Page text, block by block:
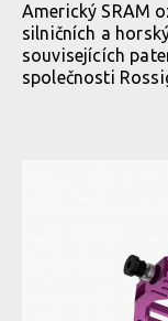
Americký SRAM
silničních a
souvisejících
společnosti